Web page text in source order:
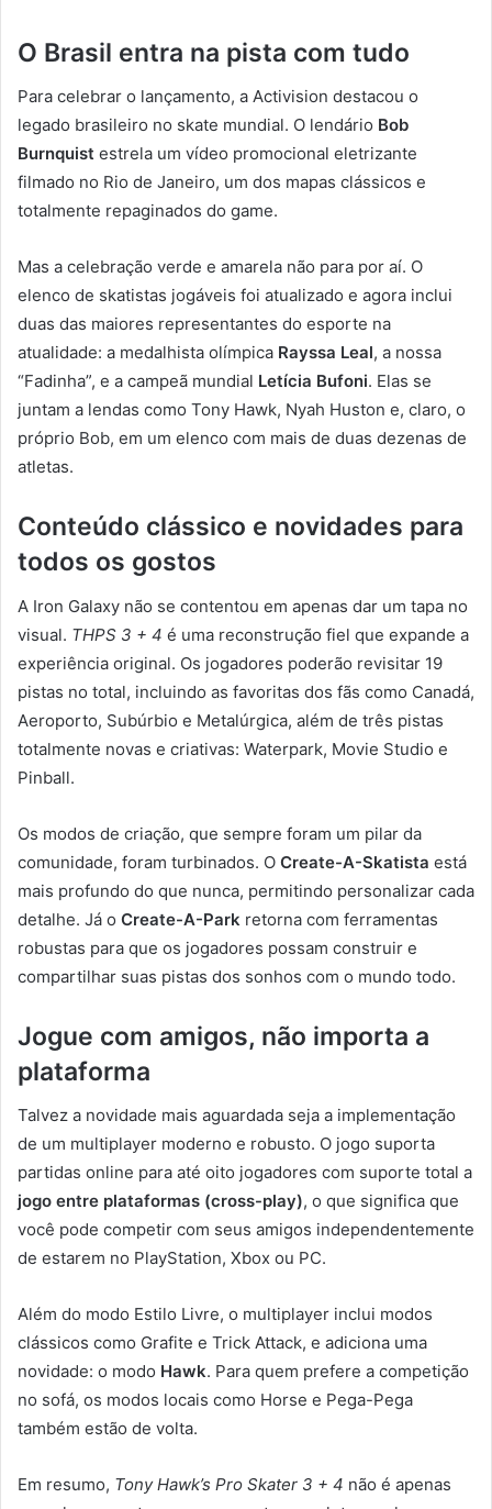
O Brasil entra na pista com tudo
Para celebrar o lançamento, a Activision destacou o
legado brasileiro no skate mundial. O lendário Bob
Burnquist estrela um vídeo promocional eletrizante
filmado no Rio de Janeiro, um dos mapas clássicos e
totalmente repaginados do game.
Mas a celebração verde e amarela não para por aí. O
elenco de skatistas jogáveis foi atualizado e agora inclui
duas das maiores representantes do esporte na
atualidade: a medalhista olímpica Rayssa Leal, a nossa
“Fadinha”, e a campeã mundial Letícia Bufoni. Elas se
juntam a lendas como Tony Hawk, Nyah Huston e, claro, o
próprio Bob, em um elenco com mais de duas dezenas de
atletas.
Conteúdo clássico e novidades para
todos os gostos
A Iron Galaxy não se contentou em apenas dar um tapa no
visual. THPS 3 + 4 é uma reconstrução fiel que expande a
experiência original. Os jogadores poderão revisitar 19
pistas no total, incluindo as favoritas dos fãs como Canadá,
Aeroporto, Subúrbio e Metalúrgica, além de três pistas
totalmente novas e criativas: Waterpark, Movie Studio e
Pinball.
Os modos de criação, que sempre foram um pilar da
comunidade, foram turbinados. O Create-A-Skatista está
mais profundo do que nunca, permitindo personalizar cada
detalhe. Já o Create-A-Park retorna com ferramentas
robustas para que os jogadores possam construir e
compartilhar suas pistas dos sonhos com o mundo todo.
Jogue com amigos, não importa a
plataforma
Talvez a novidade mais aguardada seja a implementação
de um multiplayer moderno e robusto. O jogo suporta
partidas online para até oito jogadores com suporte total a
jogo entre plataformas (cross-play), o que significa que
você pode competir com seus amigos independentemente
de estarem no PlayStation, Xbox ou PC.
Além do modo Estilo Livre, o multiplayer inclui modos
clássicos como Grafite e Trick Attack, e adiciona uma
novidade: o modo Hawk. Para quem prefere a competição
no sofá, os modos locais como Horse e Pega-Pega
também estão de volta.
Em resumo, Tony Hawk’s Pro Skater 3 + 4 não é apenas